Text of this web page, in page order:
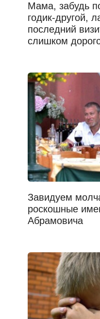
Мама, забудь
годик-другой,
последний
слишком
Завидуем
роскошные
Абрамовича